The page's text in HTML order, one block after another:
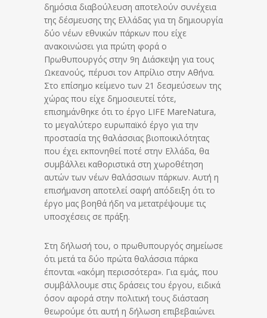
δημόσια διαβούλευση αποτελούν συνέχεια
της δέσμευσης της Ελλάδας για τη δημιουργία
δύο νέων εθνικών πάρκων που είχε
ανακοινώσει για πρώτη φορά ο
Πρωθυπουργός στην 9η Διάσκεψη για τους
Ωκεανούς, πέρυσι τον Απρίλιο στην Αθήνα.
Στο επίσημο κείμενο των 21 δεσμεύσεων της
χώρας που είχε δημοσιευτεί τότε,
επισημάνθηκε ότι το έργο LIFE MareNatura,
το μεγαλύτερο ευρωπαϊκό έργο για την
προστασία της θαλάσσιας βιοποικιλότητας
που έχει εκπονηθεί ποτέ στην Ελλάδα, θα
συμβάλλει καθοριστικά στη χωροθέτηση
αυτών των νέων θαλάσσιων πάρκων. Αυτή η
επισήμανση αποτελεί σαφή απόδειξη ότι το
έργο μας βοηθά ήδη να μετατρέψουμε τις
υποσχέσεις σε πράξη.
Στη δήλωσή του, ο πρωθυπουργός σημείωσε
ότι μετά τα δύο πρώτα θαλάσσια πάρκα
έπονται «ακόμη περισσότερα». Για εμάς, που
συμβάλλουμε στις δράσεις του έργου, ειδικά
όσον αφορά στην πολιτική τους διάσταση
θεωρούμε ότι αυτή η δήλωση επιβεβαιώνει